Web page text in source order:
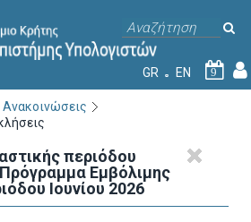
GR EN 9
Ανακοινώσεις
περιόδου
Πρόγραμμα Εμβόλιμης
Ιουνίου 2026